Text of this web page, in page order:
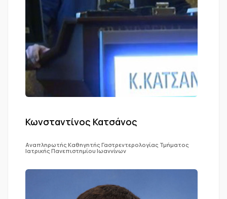
Κωνσταντίνος Κατσάνος
Αναπληρωτής Καθηγητής Γαστρεντερολογίας Τμήματος
Ιατρικής Πανεπιστημίου Ιωαννίνων